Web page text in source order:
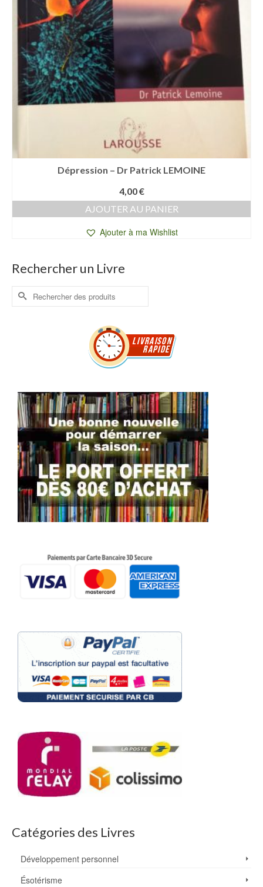
Dépression – Dr Patrick LEMOINE
4,00€
AJOUTER AU PANIER
Ajouter à ma Wishlist
Rechercher un Livre
Rechercher :
Catégories des Livres
Développement personnel
Ésotérisme